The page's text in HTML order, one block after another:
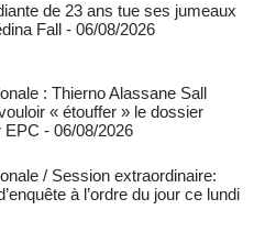
de 23 ans tue ses jumeaux
Fall - 06/08/2026
: Thierno Alassane Sall
« étouffer » le dossier
EPC - 06/08/2026
/ Session extraordinaire:
à l’ordre du jour ce lundi